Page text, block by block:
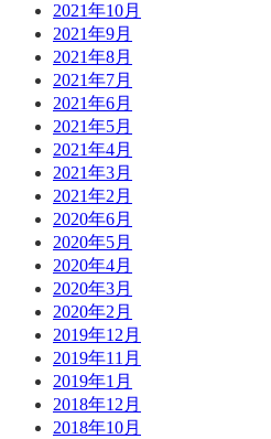
2021年10月
2021年9月
2021年8月
2021年7月
2021年6月
2021年5月
2021年4月
2021年3月
2021年2月
2020年6月
2020年5月
2020年4月
2020年3月
2020年2月
2019年12月
2019年11月
2019年1月
2018年12月
2018年10月